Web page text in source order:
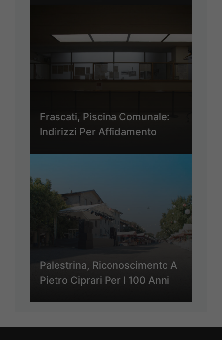
Frascati, Piscina Comunale:
Indirizzi Per Affidamento
Palestrina, Riconoscimento A
Pietro Ciprari Per I 100 Anni